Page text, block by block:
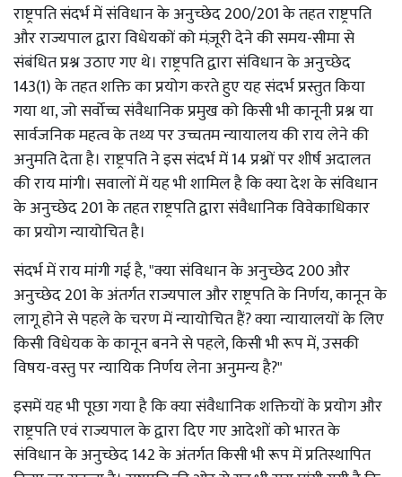
राष्ट्रपति संदर्भ में संविधान के अनुच्छेद 200/201 के तहत राष्ट्रपति
और राज्यपाल द्वारा विधेयकों को मंज़ूरी देने की समय-सीमा से
संबंधित प्रश्न उठाए गए थे। राष्ट्रपति द्वारा संविधान के अनुच्छेद
143(1) के तहत शक्ति का प्रयोग करते हुए यह संदर्भ प्रस्तुत किया
गया था, जो सर्वोच्च संवैधानिक प्रमुख को किसी भी कानूनी प्रश्न या
सार्वजनिक महत्व के तथ्य पर उच्चतम न्यायालय की राय लेने की
अनुमति देता है। राष्ट्रपति ने इस संदर्भ में 14 प्रश्नों पर शीर्ष अदालत
की राय मांगी। सवालों में यह भी शामिल है कि क्या देश के संविधान
के अनुच्छेद 201 के तहत राष्ट्रपति द्वारा संवैधानिक विवेकाधिकार
का प्रयोग न्यायोचित है।
संदर्भ में राय मांगी गई है, "क्या संविधान के अनुच्छेद 200 और
अनुच्छेद 201 के अंतर्गत राज्यपाल और राष्ट्रपति के निर्णय, कानून के
लागू होने से पहले के चरण में न्यायोचित हैं? क्या न्यायालयों के लिए
किसी विधेयक के कानून बनने से पहले, किसी भी रूप में, उसकी
विषय-वस्तु पर न्यायिक निर्णय लेना अनुमन्य है?"
इसमें यह भी पूछा गया है कि क्या संवैधानिक शक्तियों के प्रयोग और
राष्ट्रपति एवं राज्यपाल के द्वारा दिए गए आदेशों को भारत के
संविधान के अनुच्छेद 142 के अंतर्गत किसी भी रूप में प्रतिस्थापित